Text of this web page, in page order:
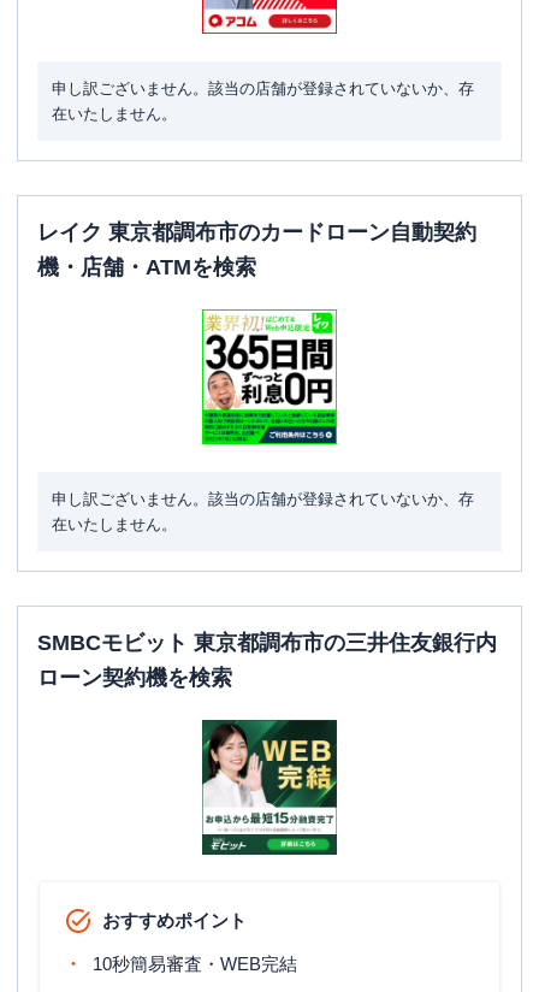
申し訳ございません。該当の店舗が登録されていないか、存
在いたしません。
レイク 東京都調布市のカードローン自動契約
機・店舗・ATMを検索
申し訳ございません。該当の店舗が登録されていないか、存
在いたしません。
SMBCモビット 東京都調布市の三井住友銀行内
ローン契約機を検索
おすすめポイント
10秒簡易審査・WEB完結